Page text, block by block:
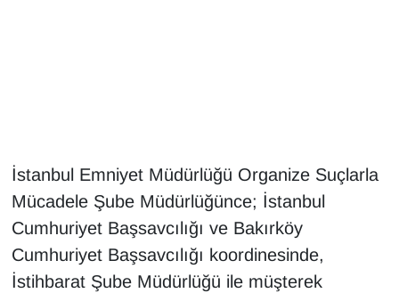
İstanbul Emniyet Müdürlüğü Organize Suçlarla
Mücadele Şube Müdürlüğünce; İstanbul
Cumhuriyet Başsavcılığı ve Bakırköy
Cumhuriyet Başsavcılığı koordinesinde,
İstihbarat Şube Müdürlüğü ile müşterek
Kamu Alımları
Kim Kimdir?
Kültür & Sanat